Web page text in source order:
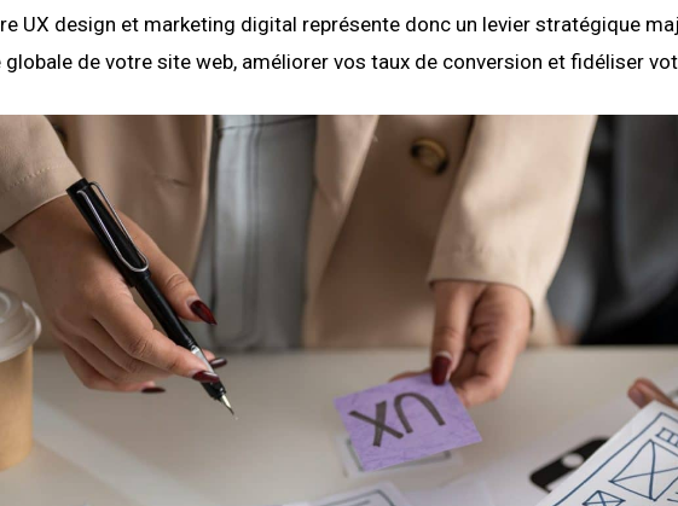
UX design et marketing digital représente donc un levier stratégique
de votre site web, améliorer vos taux de conversion et fidéliser